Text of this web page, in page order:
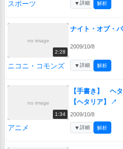
スポーツ ▼詳細 解析
no image
2:28
ナイト・オブ・
2009/10/8
ニコニ・コモンズ ▼詳細 解析
no image
1:34
【手書き】 ヘ
【ヘタリア】
↗
2009/10/8
アニメ ▼詳細 解析